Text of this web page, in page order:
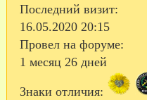
Последний визит:
16.05.2020 20:15
Провел на форуме:
1 месяц 26 дней
Знаки отличия: